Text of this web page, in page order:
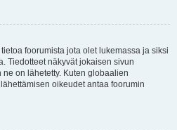
foorumista jota olet lukemassa ja siksi
Tiedotteet näkyvät jokaisen sivun
on lähetetty. Kuten globaalien
oikeudet antaa foorumin